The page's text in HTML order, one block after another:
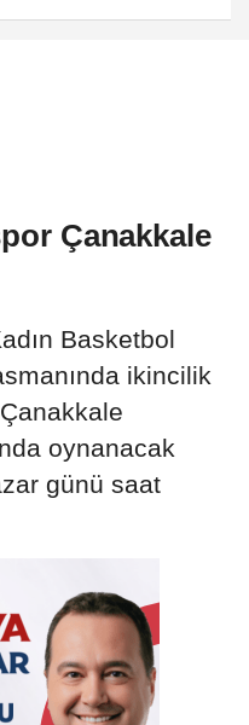
Doğaya Salındı
Çanakkale
Basketbol
ikincilik
oynanacak
günü saat